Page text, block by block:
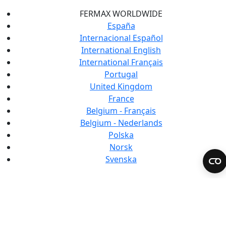
FERMAX WORLDWIDE
España
Internacional Español
International English
International Français
Portugal
United Kingdom
France
Belgium - Français
Belgium - Nederlands
Polska
Norsk
Svenska